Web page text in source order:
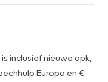
inclusief nieuwe apk,
Europa en €